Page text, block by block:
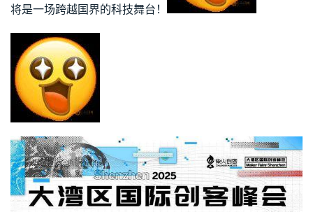
将是一场跨越国界的科技舞台！